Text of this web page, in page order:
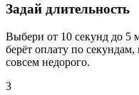
Задай длительность
Выбери от 10 секунд до 5
берёт оплату по
совсем недорого.
3